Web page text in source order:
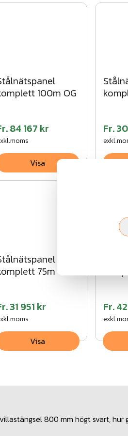
100m OG
84 167 kr
Visa
Fr.
75m VFZ
31 951 kr
Visa
Fr.
800 mm högt svart, hur